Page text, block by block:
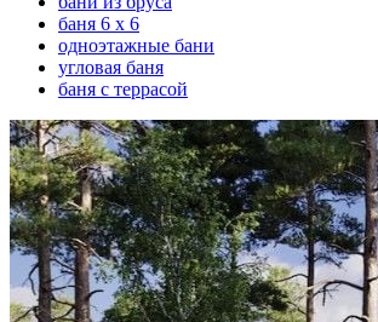
баня 6 х 6
одноэтажные бани
угловая баня
баня с террасой